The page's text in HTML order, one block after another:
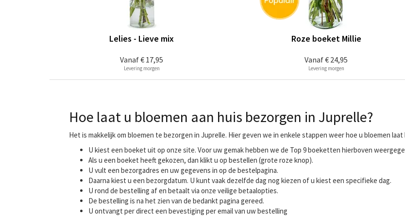
Vanaf€ 17,95
Lelies - Lieve mix
Levering morgen
Vanaf€ 24,95
Roze boeket Millie
Levering morgen
Hoe laat u bloemen aan huis bezorgen in Juprelle?
Het is makkelijk om bloemen te bezorgen in Juprelle. Hier geven we in enkele stappen weer hoe u bloemen
U kiest een boeket uit op onze site. Voor uw gemak hebben we de Top 9 boeketten hierboven
Als u een boeket heeft gekozen, dan klikt u op bestellen (grote roze knop).
U vult een bezorgadres en uw gegevens in op de bestelpagina.
Daarna kiest u een bezorgdatum. U kunt vaak dezelfde dag nog kiezen of u kiest een specifieke dag.
U rond de bestelling af en betaalt via onze veilige betaalopties.
De bestelling is na het zien van de bedankt pagina gereed.
U ontvangt per direct een bevestiging per email van uw bestelling